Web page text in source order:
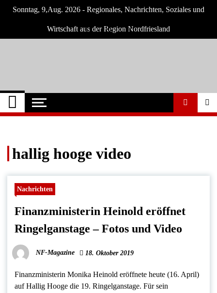
Sonntag, 9,Aug. 2026 - Regionales, Nachrichten, Soziales und
Wirtschaft aus der Region Nordfriesland
Nordfriesland O.
Nachrichten
Nachrichten für Nordfriesland und Husum
hallig hooge video
Nachrichten
Finanzministerin Heinold eröffnet
Ringelganstage – Fotos und Video
NF-Magazine 18. Oktober 2019
Finanzministerin Monika Heinold eröffnete heute (16. April)
auf Hallig Hooge die 19. Ringelganstage. Für sein